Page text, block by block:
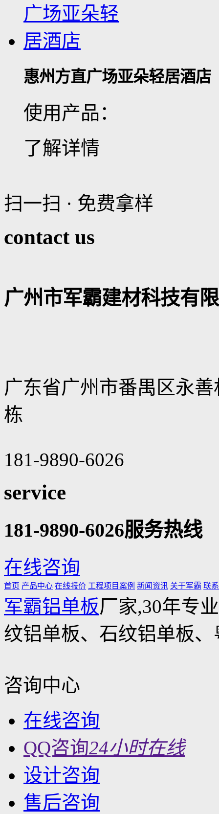
惠州方直广场亚朵轻居酒店
使用产品：
了解详情
扫一扫 · 免费拿样
contact us
广州市军霸建材科技有
广东省广州市番禺区永
栋
181-9890-6026
service
181-9890-6026服务热线
在线咨询
首页 产品中心 在线报价 工程项目案例 新闻资讯 关于军霸 联
军霸铝单板厂家,30年专
纹铝单板、石纹铝单板、
咨询中心
在线咨询
QQ咨询24小时在线
设计咨询
售后咨询